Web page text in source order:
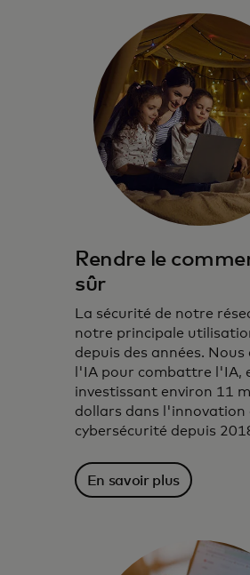
Rendre le
sûr
La sécurité de notre
notre principale
depuis des années.
l'IA pour combattre l'IA,
investissant environ 11
dollars dans l'innovation
cybersécurité depuis
En savoir plus